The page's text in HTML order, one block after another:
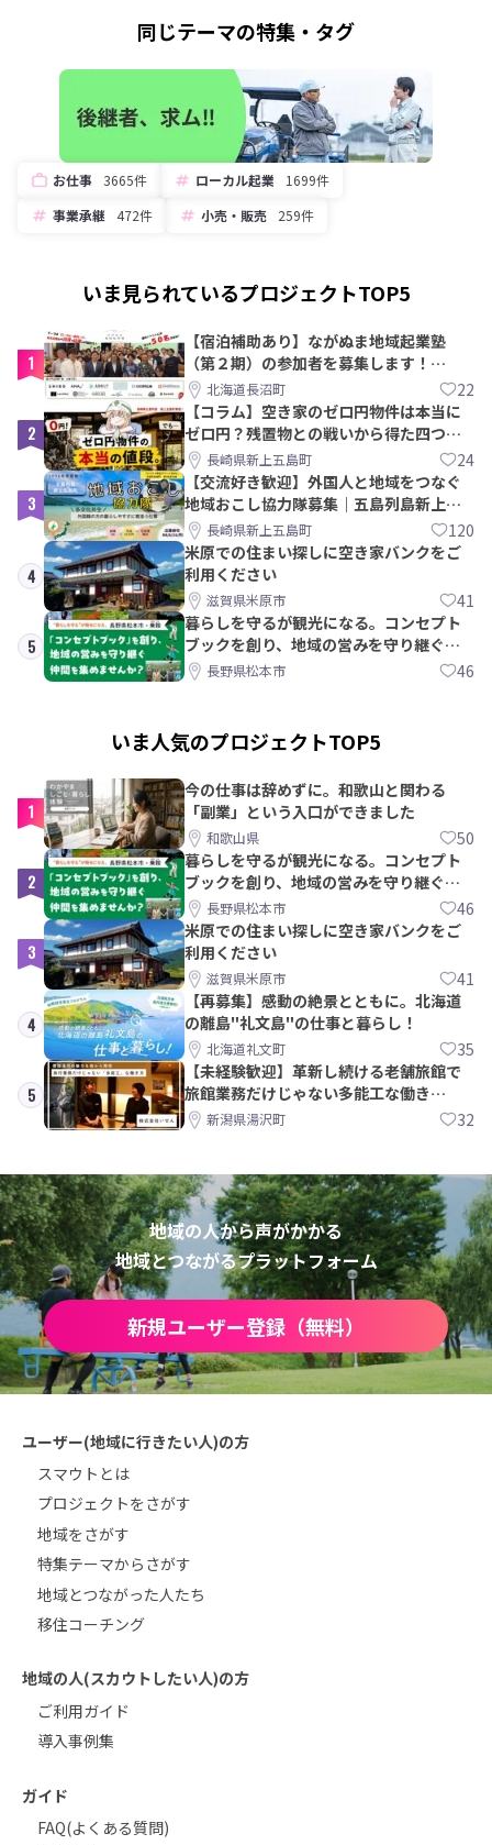
同じテーマの特集・タグ
お仕事 3665件 ローカル起業
1699件
事業承継
472件 小売・販売 259件
いま見られているプロジェクトTOP5
1
【宿泊補助あり】ながぬま地域起業塾
（第２期）の参加者を募集します！
【8/21〆】
北海道長沼町 22
2
【コラム】空き家のゼロ円物件は本当に
ゼロ円？残置物との戦いから得た四つの
教訓｜新上五島町
長崎県新上五島町 24
3
【交流好き歓迎】外国人と地域をつなぐ
地域おこし協力隊募集｜五島列島新上五
島町長崎県新上五島町 120
4
米原での住まい探しに空き家バンクをご
利用ください
滋賀県米原市 41
5
暮らしを守るが観光になる。コンセプト
ブックを創り、地域の営みを守り継ぐ仲
間を集めませんか？
長野県松本市 46
いま人気のプロジェクトTOP5
1
今の仕事は辞めずに。和歌山と関わる
「副業」という入口ができました
和歌山県 50
2
暮らしを守るが観光になる。コンセプト
ブックを創り、地域の営みを守り継ぐ仲
間を集めませんか？
長野県松本市 46
3
米原での住まい探しに空き家バンクをご
利用ください
滋賀県米原市 41
4
【再募集】感動の絶景とともに。北海道
の離島"礼文島"の仕事と暮らし！
北海道礼文町 35
5
【未経験歓迎】革新し続ける老舗旅館で
旅館業務だけじゃない多能工な働き
方。 株式会社いせん
新潟県湯沢町 32
地域の人から声がかかる
地域とつながるプラットフォーム
新規ユーザー登録（無料）
ユーザー(地域に行きたい人)の方
スマウトとは
プロジェクトをさがす
地域をさがす
特集テーマからさがす
地域とつながった人たち
移住コーチング
地域の人(スカウトしたい人)の方
ご利用ガイド
導入事例集
ガイド
FAQ(よくある質問)